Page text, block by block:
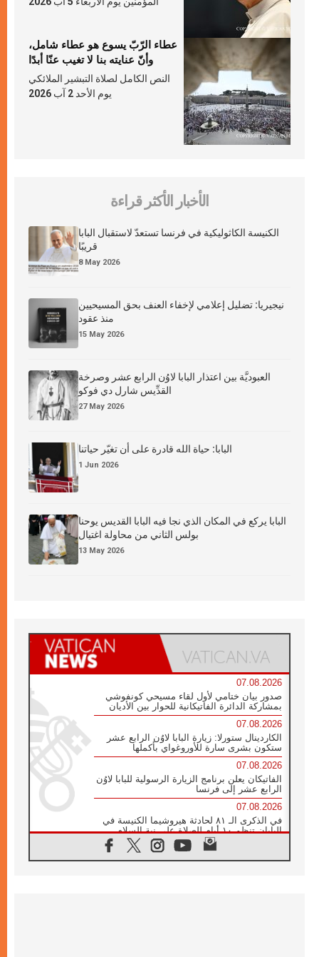
عطاء الرّبّ يسوع هو عطاء شامل،
وأنّ عنايته بنا لا تغيب عنّا أبدًا
النص الكامل لصلاة التبشير الملائكي
يوم الأحد 2 آب 2026
الأخبار الأكثر قراءة
الكنيسة الكاثوليكية في فرنسا تستعدّ لاستقبال البابا
قريبًا
8 May 2026
نيجيريا: تضليل إعلامي لإخفاء العنف بحق المسيحيين
منذ عقود
15 May 2026
العبوديَّة بين اعتذار البابا لاوُن الرابع عشر وصرخة
القدِّيس شارل دي فوكو
27 May 2026
البابا: حياة الله قادرة على أن تغيّر حياتنا
1 Jun 2026
البابا يركع في المكان الذي نجا فيه البابا القديس يوحنا
بولس الثاني من محاولة اغتيال
13 May 2026
07.08.2026
صدور بيان ختامي لأول لقاء مسيحي كونفوشي
بمشاركة الدائرة الفاتيكانية للحوار بين الأديان
07.08.2026
الكاردينال ستورلا: زيارة البابا لاوُن الرابع عشر
ستكون بشرى سارة للأوروغواي بأكملها
07.08.2026
الفاتيكان يعلن برنامج الزيارة الرسولية للبابا لاوُن
الرابع عشر إلى فرنسا
07.08.2026
في الذكرى الـ ٨١ لحادثة هيروشيما الكنيسة في
اليابان تنظم ١٠ أيام للصلاة على نية السلام
الكنيسة في الأوروغواي: زيارة البابا ستعزز